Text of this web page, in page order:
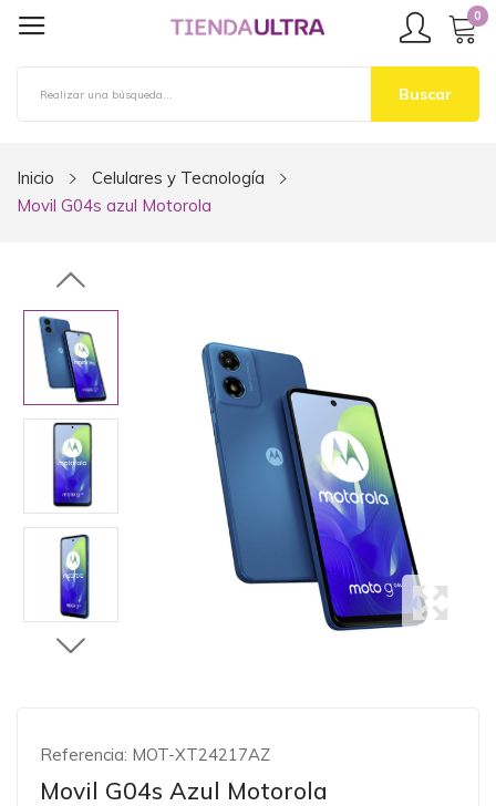
0
Buscar
Inicio
Celulares y Tecnología
Movil G04s azul Motorola
Referencia: MOT-XT24217AZ
Movil G04s Azul Motorola